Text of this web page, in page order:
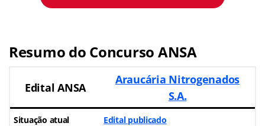
Resumo do Concurso ANSA
Edital ANSA
Araucária Nitrogenados
S.A.
Situação atual Edital publicado